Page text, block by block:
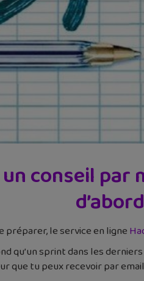
conseil par
d’abord
préparer, le service en ligne
qu’un sprint dans les
tu peux recevoir par